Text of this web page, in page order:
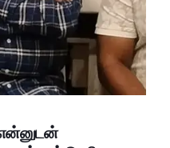
என்னுடன்